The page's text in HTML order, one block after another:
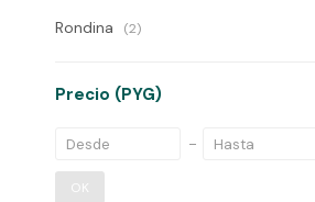
Rondina (2)
Precio (PYG)
OK